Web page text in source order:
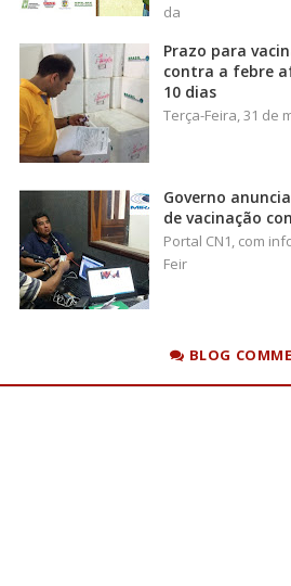
da
Prazo para
contra a febre
10 dias
Terça-Feira, 31 de
Governo
de vacinação
Portal CN1, com
Feir
BLOG